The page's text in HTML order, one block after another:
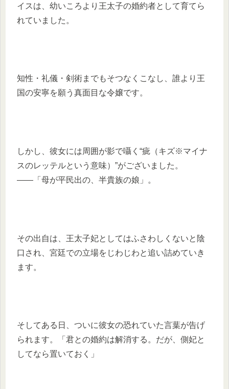
イスは、幼いころより王太子の婚約者として育てら
れていました。
知性・礼儀・剣術までもそつなくこなし、誰より王
国の安寧を願う真面目な令嬢です。
しかし、彼女には周囲が影で囁く“疵（キズ※マイナ
スのレッテルという意味）”がございました。
――「母が平民出の、半貴族の娘」。
その出自は、王太子妃としてはふさわしくないと陰
口され、宮廷での立場をじわじわと追い詰めていき
ます。
そしてある日、ついに彼女の恐れていた言葉が告げ
られます。「君との婚約は解消する。だが、側妃と
してなら置いておく」